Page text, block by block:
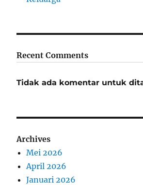
Recent Comments
Tidak ada komentar untuk
Archives
Mei 2026
April 2026
Januari 2026